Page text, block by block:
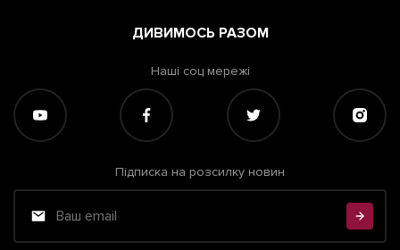
ДИВИМОСЬ РАЗОМ
Наші соц мережі
Підписка на розсилку новин